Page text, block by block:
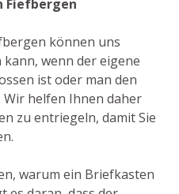
Fiefbergen
können uns
wenn der eigene
ist oder man den
Wir helfen Ihnen daher
zu entriegeln, damit Sie
warum ein Briefkasten